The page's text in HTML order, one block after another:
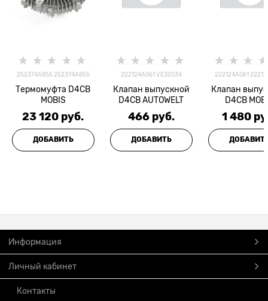
252374A855 252374A855
Термомуфта D4CB
MOBIS
23 120 руб.
ДОБАВИТЬ
222124A061 VE32034
Клапан выпускной
D4CB AUTOWELT
466 руб.
ДОБАВИТЬ
222124A061
Клапан
D4CB
1 480
Информация
Личный кабинет
Контакты